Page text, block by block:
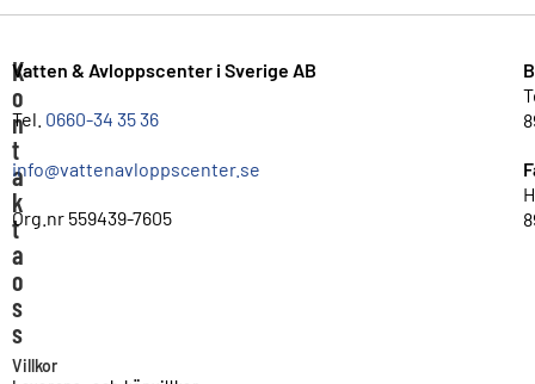
K
o
n
t
a
k
t
a
o
s
s
Vatten & Avloppscenter i Sverige AB
Tel. 0660-34 35 36
info@vattenavloppscenter.se
Org.nr 559439-7605
Villkor